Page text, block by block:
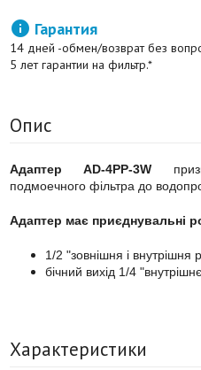
 Гарантия
14 дней -обмен/возврат без
5 лет гарантии на фильтр.*
Опис
Адаптер AD-4PP-3W
подмоечного фільтра до
Адаптер має приєднувальні
1/2 "зовнішня і внутрішня
бічний вихід 1/4
Характеристики